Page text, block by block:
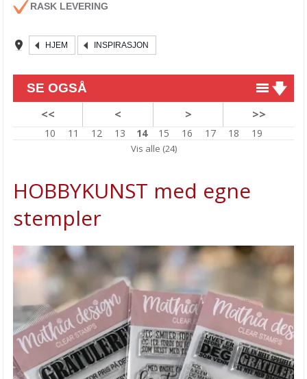
RASK LEVERING
HJEM INSPIRASJON
SE OGSÅ
Enkelt julekort med julekuler
JULEKALENDER tiden er her!
HOBBYGLADE DAGER på KARIHAUGEN
Transotype Synthetic Paper
HOBBYKUNST har flyttet til Oslo!
Enkle påskeharer
SÅPESTØPING er trendy!
Nytt oppbevaringssystem
<< < > >>
10 11 12 13 14 15 16 17 18 19
Vis alle (24)
HOBBYKUNST med egne
stempler